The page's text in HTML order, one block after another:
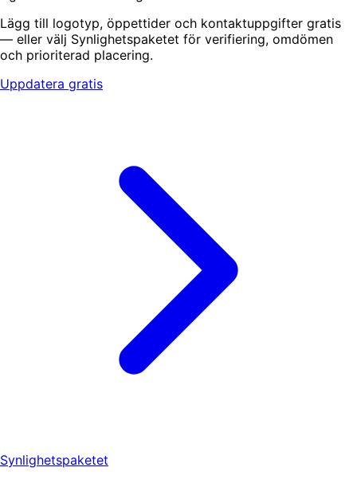
Lägg till logotyp, öppettider och kontaktuppgifter gratis
— eller välj Synlighetspaketet för verifiering, omdömen
och prioriterad placering.
Uppdatera gratis
Synlighetspaketet